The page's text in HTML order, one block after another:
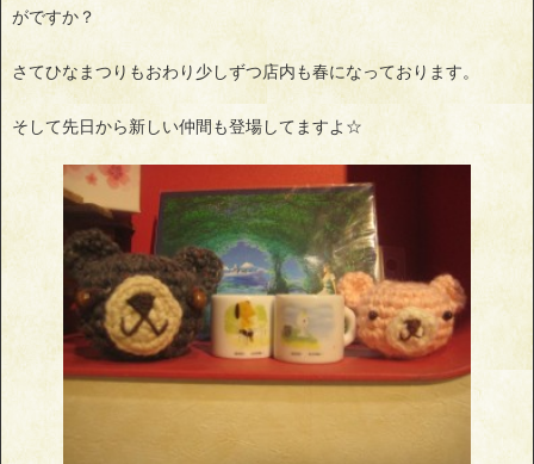
がですか？
さてひなまつりもおわり少しずつ店内も春になっております。
そして先日から新しい仲間も登場してますよ☆